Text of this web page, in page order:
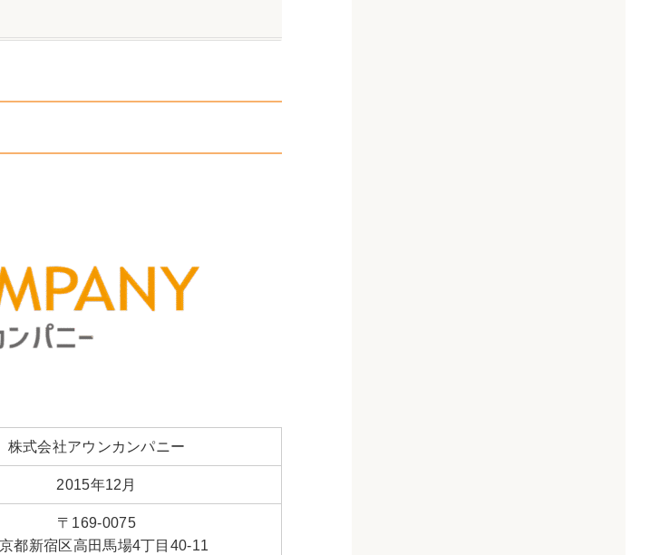
株式会社アウンカンパニー
2015年12月
〒169-0075
都新宿区高田馬場4丁目40-11